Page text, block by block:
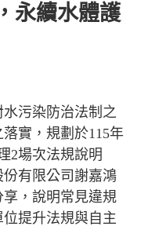
永續水體護
污染防治法制之
實，規劃於115年
2場次法規說明
有限公司謝嘉鴻
，說明常見違規
提升法規與自主